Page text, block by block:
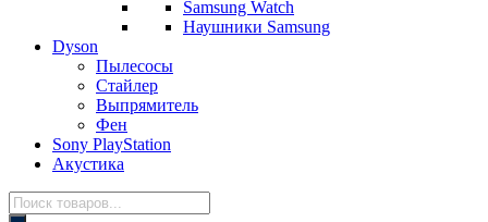
Samsung Watch
Наушники Samsung
Dyson
Пылесосы
Стайлер
Выпрямитель
Фен
Sony PlayStation
Акустика
Поиск